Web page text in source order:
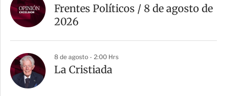
Frentes Políticos / 8 de agosto de
2026
8 de agosto - 2:00 Hrs
La Cristiada